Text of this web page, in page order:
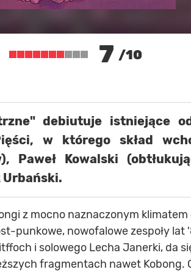
7 /10
debiutuje istniejące
w którego skład
Paweł Kowalski
Urbański.
z mocno naznaczonym klimatem
punkowe, nowofalowe zespoły lat
i solowego Lecha Janerki, da
fragmentach nawet Kobong.